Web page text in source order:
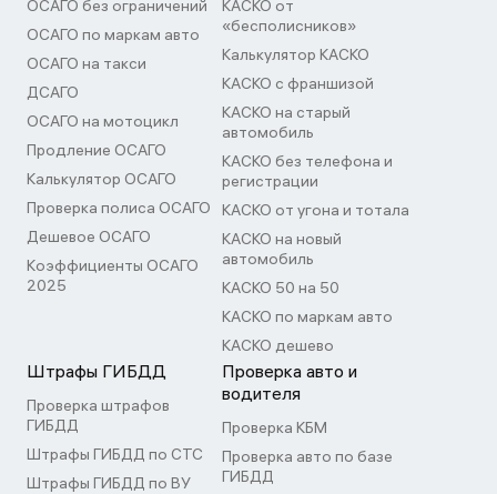
ОСАГО без ограничений
ОСАГО по маркам авто
ОСАГО на такси
ДСАГО
ОСАГО на мотоцикл
Продление ОСАГО
Калькулятор ОСАГО
Проверка полиса ОСАГО
Дешевое ОСАГО
Коэффициенты ОСАГО
2025
КАСКО от
«бесполисников»
Калькулятор КАСКО
КАСКО с франшизой
КАСКО на старый
автомобиль
КАСКО без телефона и
регистрации
КАСКО от угона и тотала
КАСКО на новый
автомобиль
КАСКО 50 на 50
КАСКО по маркам авто
КАСКО дешево
Штрафы ГИБДД
Проверка штрафов
ГИБДД
Штрафы ГИБДД по СТС
Штрафы ГИБДД по ВУ
Проверка авто и
водителя
Проверка КБМ
Проверка авто по базе
ГИБДД